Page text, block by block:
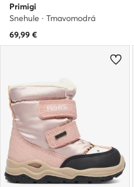
Primigi
Snehule · Tmavomodrá
69,99 €